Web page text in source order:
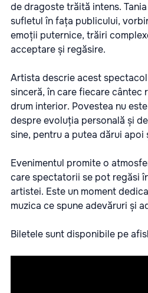
de dragoste trăită intens.
sufletul în fața publicului,
emoții puternice, trăiri
acceptare și regăsire.
Artista descrie acest
sinceră, în care fiecare cântec
drum interior. Povestea nu
despre evoluția personală și
sine, pentru a putea dărui apoi
Evenimentul promite o
care spectatorii se pot regăsi
artistei. Este un moment
muzica ce spune adevăruri și
Biletele sunt disponibile pe